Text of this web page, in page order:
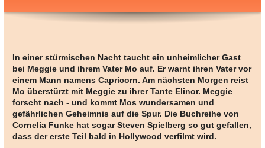
In einer stürmischen Nacht taucht ein unheimlicher Gast
bei Meggie und ihrem Vater Mo auf. Er warnt ihren Vater vor
einem Mann namens Capricorn. Am nächsten Morgen reist
Mo überstürzt mit Meggie zu ihrer Tante Elinor. Meggie
forscht nach - und kommt Mos wundersamen und
gefährlichen Geheimnis auf die Spur. Die Buchreihe von
Cornelia Funke hat sogar Steven Spielberg so gut gefallen,
dass der erste Teil bald in Hollywood verfilmt wird.